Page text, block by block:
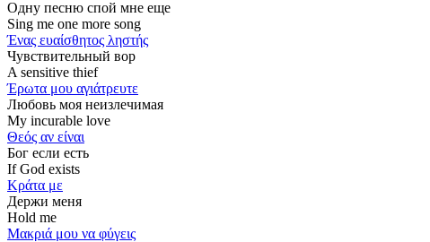
Одну песню спой мне еще
Sing me one more song
Ένας ευαίσθητος ληστής
Чувствительный вор
A sensitive thief
Έρωτα μου αγιάτρευτε
Любовь моя неизлечимая
My incurable love
Θεός αν είναι
Бог если есть
If God exists
Κράτα με
Держи меня
Hold me
Μακριά μου να φύγεις